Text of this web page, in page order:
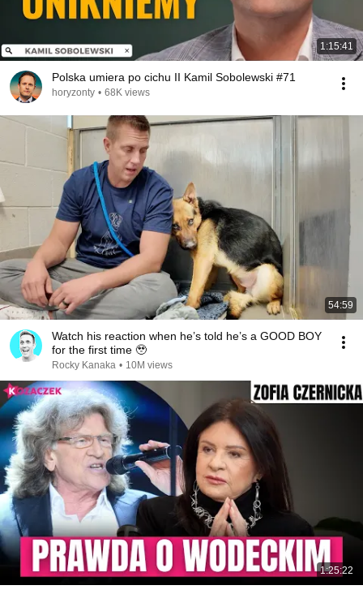
1:15:41
Polska umiera po cichu II Kamil Sobolewski #71
horyzonty • 68K views
54:59
Watch his reaction when he’s told he’s a GOOD BOY
for the first time 🥹
Rocky Kanaka • 10M views
1:25:22